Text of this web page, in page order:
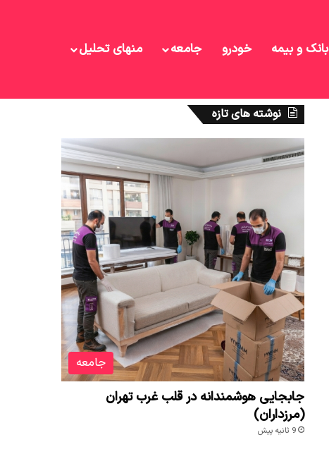
بانک و بیمه خودرو جامعه منهای تحلیل
نوشته های تازه
جامعه
جابجایی هوشمندانه در قلب غرب تهران
(مرزداران)
9 ثانیه پیش